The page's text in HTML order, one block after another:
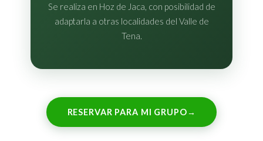
Se realiza en Hoz de Jaca, con posibilidad de
adaptarla a otras localidades del Valle de
Tena.
RESERVAR PARA MI GRUPO→